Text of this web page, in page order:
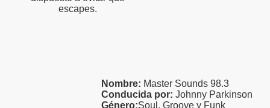
escapes.
Nombre: Master Sounds 98.3
Conducida por: Johnny Parkinson
Género:Soul, Groove y Funk